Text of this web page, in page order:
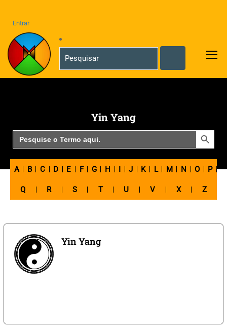
Entrar
Yin Yang
Search
for:
SEARCH BUTTON
A B C D E F G H I J K L M N O P
Q R S T U V X Z
Yin Yang